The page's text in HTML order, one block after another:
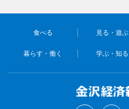
食べる 見る・遊ぶ
暮らす・働く 学ぶ・知る